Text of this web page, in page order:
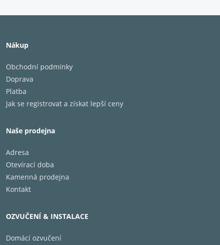
Nákup
Obchodní podmínky
Doprava
Platba
Jak se registrovat a získat lepší ceny
Naše prodejna
Adresa
Otevírací doba
Kamenná prodejna
Kontakt
OZVUČENÍ & INSTALACE
Domácí ozvučení